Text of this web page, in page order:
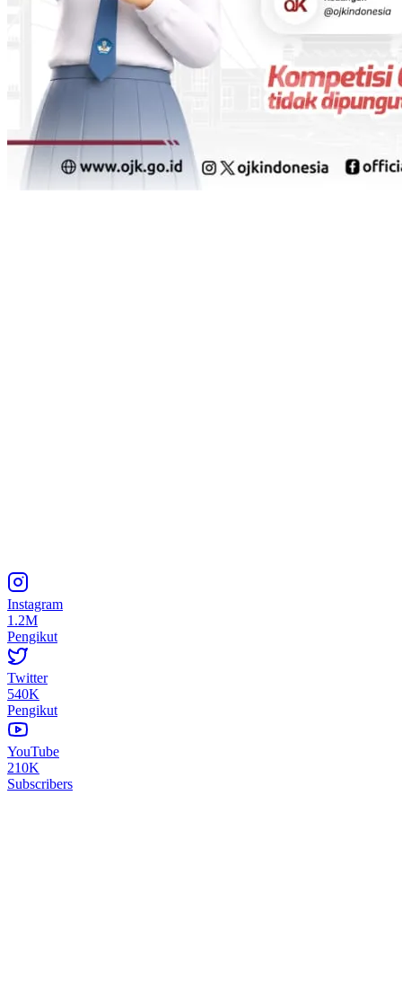
Instagram
1.2M
Pengikut
Twitter
540K
Pengikut
YouTube
210K
Subscribers